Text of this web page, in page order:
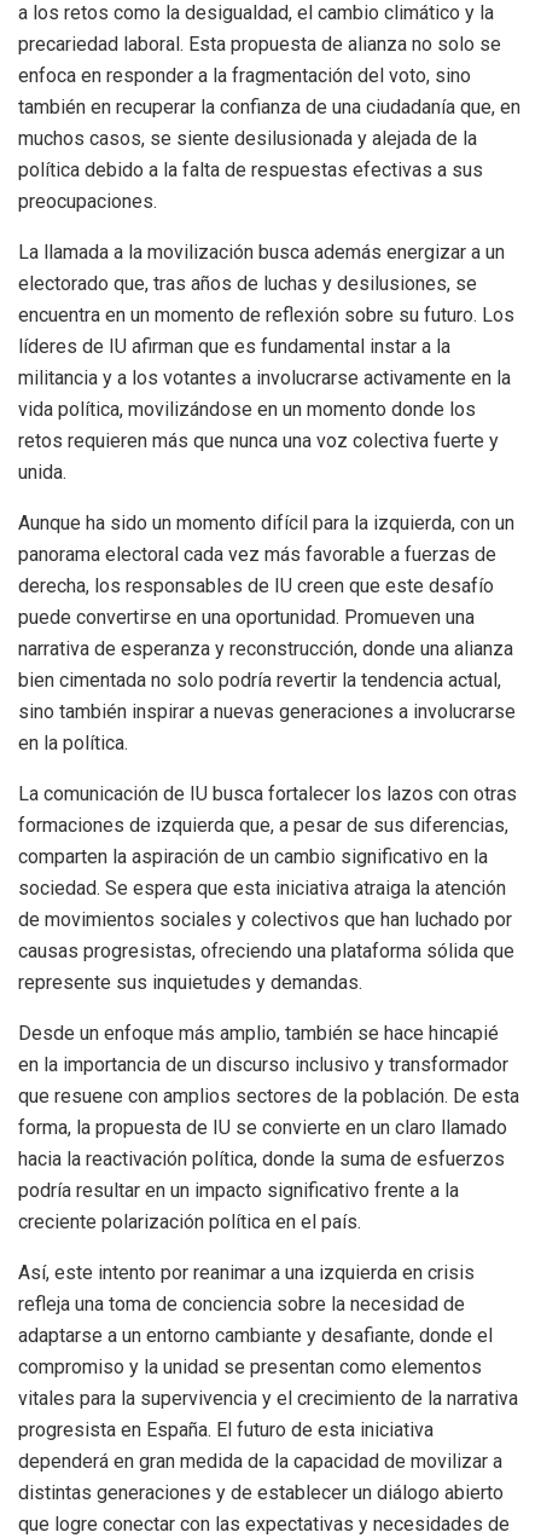
a los retos como la desigualdad, el cambio climático y la
precariedad laboral. Esta propuesta de alianza no solo se
enfoca en responder a la fragmentación del voto, sino
también en recuperar la confianza de una ciudadanía que, en
muchos casos, se siente desilusionada y alejada de la
política debido a la falta de respuestas efectivas a sus
preocupaciones.
La llamada a la movilización busca además energizar a un
electorado que, tras años de luchas y desilusiones, se
encuentra en un momento de reflexión sobre su futuro. Los
líderes de IU afirman que es fundamental instar a la
militancia y a los votantes a involucrarse activamente en la
vida política, movilizándose en un momento donde los
retos requieren más que nunca una voz colectiva fuerte y
unida.
Aunque ha sido un momento difícil para la izquierda, con un
panorama electoral cada vez más favorable a fuerzas de
derecha, los responsables de IU creen que este desafío
puede convertirse en una oportunidad. Promueven una
narrativa de esperanza y reconstrucción, donde una alianza
bien cimentada no solo podría revertir la tendencia actual,
sino también inspirar a nuevas generaciones a involucrarse
en la política.
La comunicación de IU busca fortalecer los lazos con otras
formaciones de izquierda que, a pesar de sus diferencias,
comparten la aspiración de un cambio significativo en la
sociedad. Se espera que esta iniciativa atraiga la atención
de movimientos sociales y colectivos que han luchado por
causas progresistas, ofreciendo una plataforma sólida que
represente sus inquietudes y demandas.
Desde un enfoque más amplio, también se hace hincapié
en la importancia de un discurso inclusivo y transformador
que resuene con amplios sectores de la población. De esta
forma, la propuesta de IU se convierte en un claro llamado
hacia la reactivación política, donde la suma de esfuerzos
podría resultar en un impacto significativo frente a la
creciente polarización política en el país.
Así, este intento por reanimar a una izquierda en crisis
refleja una toma de conciencia sobre la necesidad de
adaptarse a un entorno cambiante y desafiante, donde el
compromiso y la unidad se presentan como elementos
vitales para la supervivencia y el crecimiento de la narrativa
progresista en España. El futuro de esta iniciativa
dependerá en gran medida de la capacidad de movilizar a
distintas generaciones y de establecer un diálogo abierto
que logre conectar con las expectativas y necesidades de